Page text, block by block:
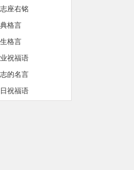
座右铭
格言
格言
祝福语
的名言
祝福语